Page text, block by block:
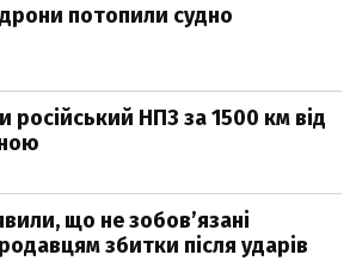
потопили судно
російський НПЗ за 1500 км від
що не зобов’язані
збитки після ударів